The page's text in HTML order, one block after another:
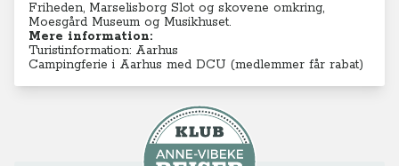
Friheden, Marselisborg Slot og skovene omkring,
Moesgård Museum og Musikhuset.
Mere information:
Turistinformation: Aarhus
Campingferie i Aarhus med DCU (medlemmer får rabat)